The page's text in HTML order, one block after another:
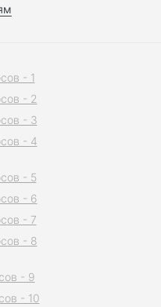
- 1
- 2
- 3
- 4
- 5
- 6
- 7
- 8
- 9
- 10